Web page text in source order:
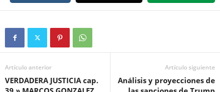
Artículo anterior
VERDADERA JUSTICIA cap.
Artículo siguiente
Análisis y proyecciones de